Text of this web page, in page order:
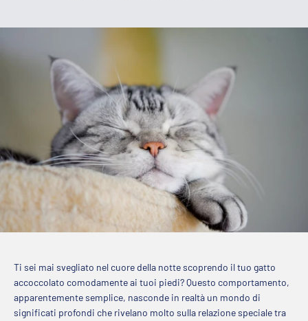
Ti sei mai svegliato nel cuore della notte scoprendo il tuo gatto
accoccolato comodamente ai tuoi piedi? Questo comportamento,
apparentemente semplice, nasconde in realtà un mondo di
significati profondi che rivelano molto sulla relazione speciale tra